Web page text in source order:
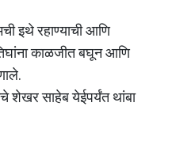
इथे रहाण्याची आणि
काळजीत बघून आणि
शेखर साहेब येईपर्यंत थांबा